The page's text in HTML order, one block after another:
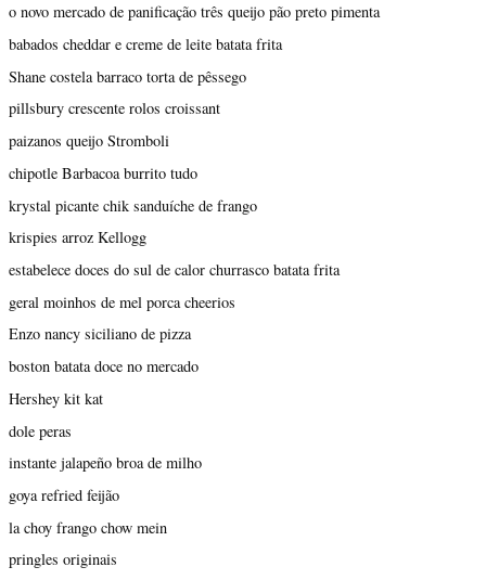
o novo mercado de panificação três queijo pão preto pimenta
babados cheddar e creme de leite batata frita
Shane costela barraco torta de pêssego
pillsbury crescente rolos croissant
paizanos queijo Stromboli
chipotle Barbacoa burrito tudo
krystal picante chik sanduíche de frango
krispies arroz Kellogg
estabelece doces do sul de calor churrasco batata frita
geral moinhos de mel porca cheerios
Enzo nancy siciliano de pizza
boston batata doce no mercado
Hershey kit kat
dole peras
instante jalapeño broa de milho
goya refried feijão
la choy frango chow mein
pringles originais